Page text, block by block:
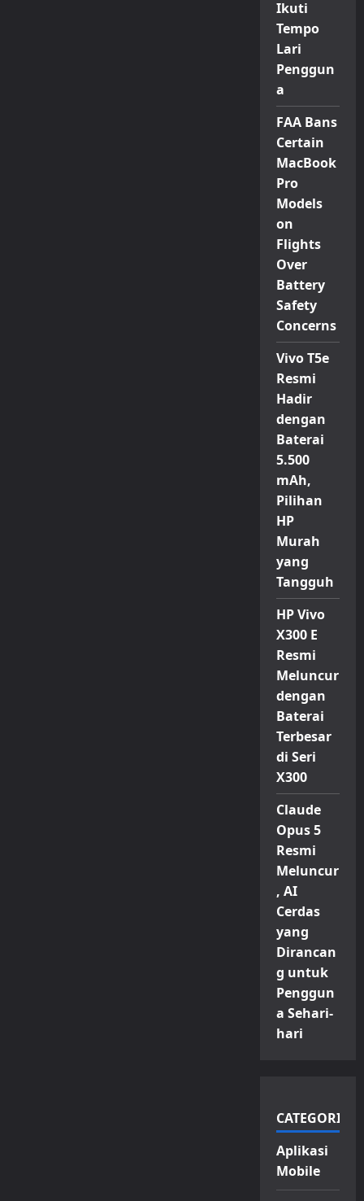
Ikuti
Tempo
Lari
Penggun
a
FAA Bans
Certain
MacBook
Pro
Models
on
Flights
Over
Battery
Safety
Concerns
Vivo T5e
Resmi
Hadir
dengan
Baterai
5.500
mAh,
Pilihan
HP
Murah
yang
Tangguh
HP Vivo
X300 E
Resmi
Meluncur
dengan
Baterai
Terbesar
di Seri
X300
Claude
Opus 5
Resmi
Meluncur
, AI
Cerdas
yang
Dirancan
g untuk
Penggun
a Sehari-
hari
CATEGORIES
Aplikasi
Mobile